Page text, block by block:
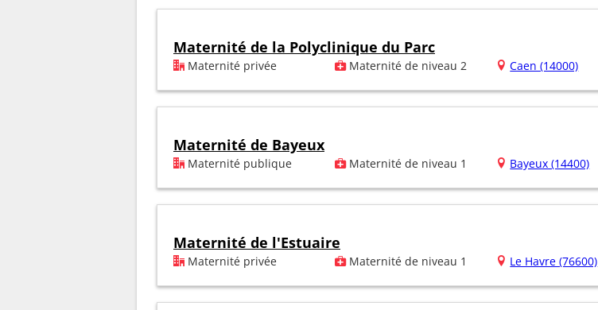
Maternité de la Polyclinique du Parc
Maternité privée Maternité de niveau 2 Caen (14000)
Maternité de Bayeux
Maternité publique Maternité de niveau 1 Bayeux (14400)
Maternité de l'Estuaire
Maternité privée Maternité de niveau 1 Le Havre (76600)